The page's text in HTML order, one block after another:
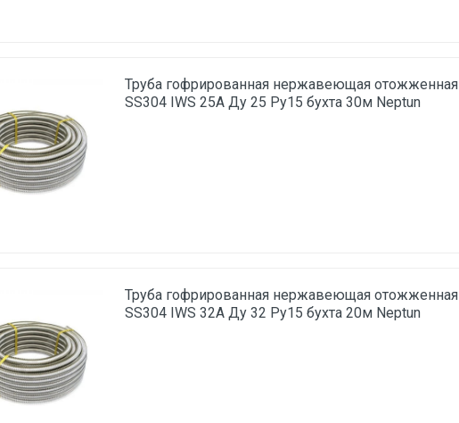
Труба гофрированная нержавеющая отожженная
SS304 IWS 25A Ду 25 Ру15 бухта 30м Neptun
Труба гофрированная нержавеющая отожженная
SS304 IWS 32A Ду 32 Ру15 бухта 20м Neptun